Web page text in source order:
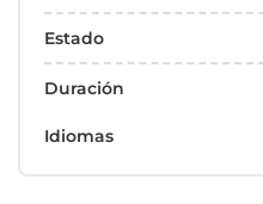
Estado
Duración
Idiomas